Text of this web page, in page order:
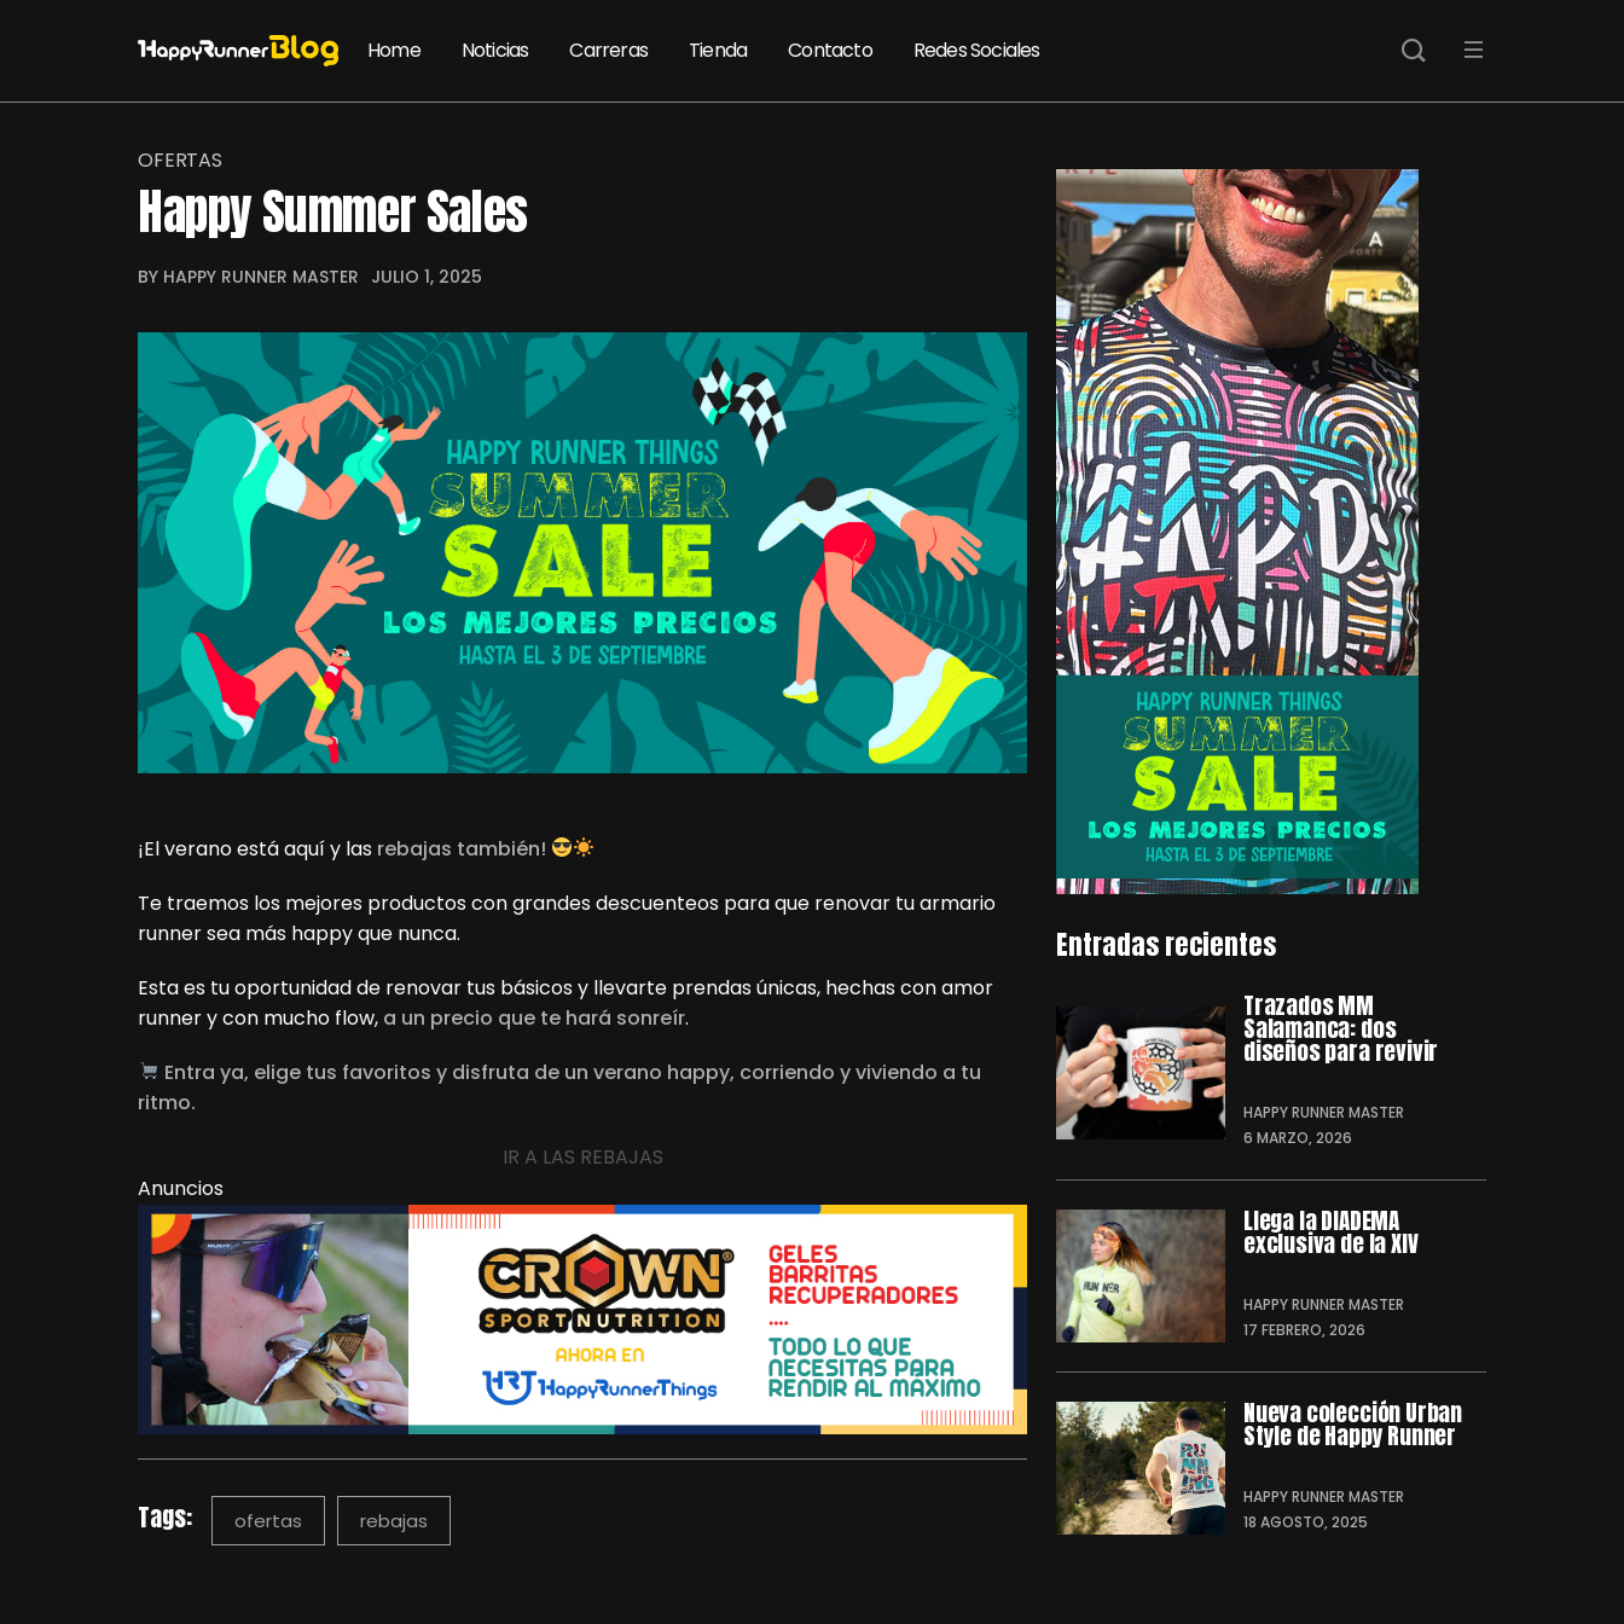
Home Noticias Carreras Tienda Contacto Redes Sociales
OFERTAS
Happy Summer Sales
BY HAPPY RUNNER MASTER JULIO 1, 2025
¡El verano está aquí y las rebajas también!
Te traemos los mejores productos con grandes descuenteos para que renovar tu armario
runner sea más happy que nunca.
Esta es tu oportunidad de renovar tus básicos y llevarte prendas únicas, hechas con amor
runner y con mucho flow, a un precio que te hará sonreír.
Entra ya, elige tus favoritos y disfruta de un verano happy, corriendo y viviendo a tu
ritmo.
IR A LAS REBAJAS
Anuncios
Tags: ofertas rebajas
Entradas recientes
Trazados MM
Salamanca: dos
diseños para revivir
HAPPY RUNNER MASTER
6 MARZO, 2026
Llega la DIADEMA
exclusiva de la XIV
HAPPY RUNNER MASTER
17 FEBRERO, 2026
Nueva colección Urban
Style de Happy Runner
HAPPY RUNNER MASTER
18 AGOSTO, 2025